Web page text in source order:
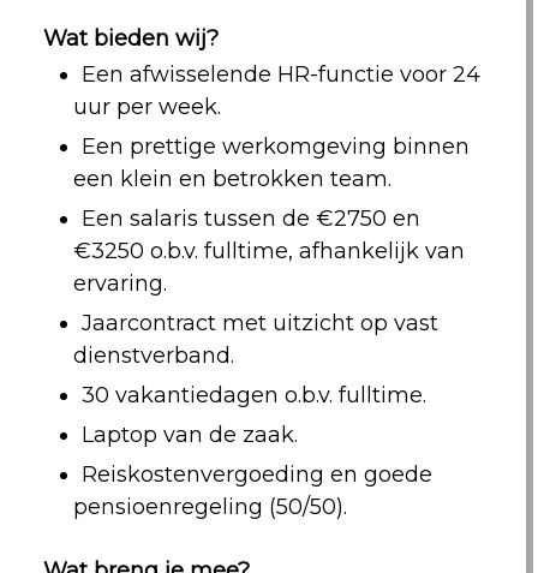
Wat bieden wij?
Een afwisselende HR-functie voor 24
uur per week.
Een prettige werkomgeving binnen
een klein en betrokken team.
Een salaris tussen de €2750 en
€3250 o.b.v. fulltime, afhankelijk van
ervaring.
Jaarcontract met uitzicht op vast
dienstverband.
30 vakantiedagen o.b.v. fulltime.
Laptop van de zaak.
Reiskostenvergoeding en goede
pensioenregeling (50/50).